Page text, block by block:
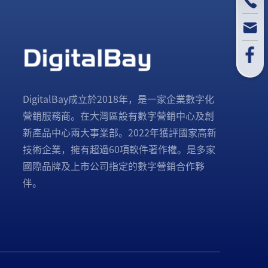
DigitalBay成立於2018年，是一家企業數字化
營銷服務商。在大灣區設有數字營銷中心及創
新產品中心兩大事業部。2022年獲評國家高新
技術企業，擁有超過60項軟件著作權。是多家
國際品牌及上市公司指定的數字營銷合作夥
伴。